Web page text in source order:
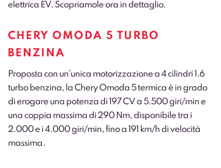
elettrica EV. Scopriamole ora in dettaglio.
CHERY OMODA 5 TURBO
BENZINA
Proposta con un’unica motorizzazione a 4 cilindri 1.6
turbo benzina, la Chery Omoda 5 termica è in grado
di erogare una potenza di 197 CV a 5.500 giri/min e
una coppia massima di 290 Nm, disponibile tra i
2.000 e i 4.000 giri/min, fino a 191 km/h di velocità
massima.